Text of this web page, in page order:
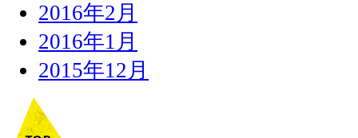
2016年2月
2016年1月
2015年12月